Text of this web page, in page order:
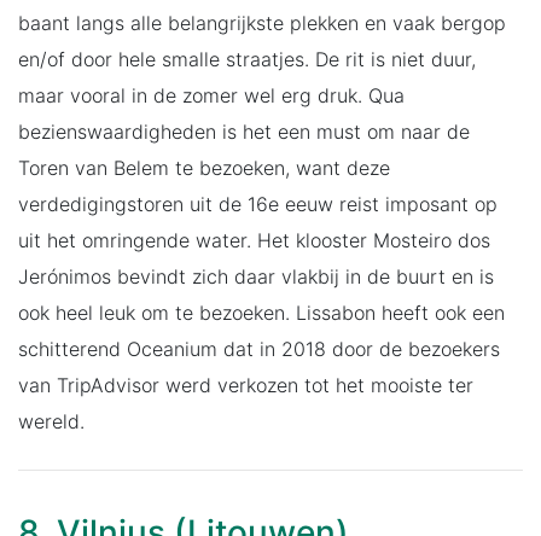
baant langs alle belangrijkste plekken en vaak bergop
en/of door hele smalle straatjes. De rit is niet duur,
maar vooral in de zomer wel erg druk. Qua
bezienswaardigheden is het een must om naar de
Toren van Belem te bezoeken, want deze
verdedigingstoren uit de 16e eeuw reist imposant op
uit het omringende water. Het klooster Mosteiro dos
Jerónimos bevindt zich daar vlakbij in de buurt en is
ook heel leuk om te bezoeken. Lissabon heeft ook een
schitterend Oceanium dat in 2018 door de bezoekers
van TripAdvisor werd verkozen tot het mooiste ter
wereld.